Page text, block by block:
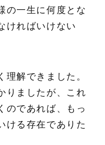
の一生に何度とな
ければいけない
理解できました。
りましたが、これ
のであれば、もっ
ける存在でありた